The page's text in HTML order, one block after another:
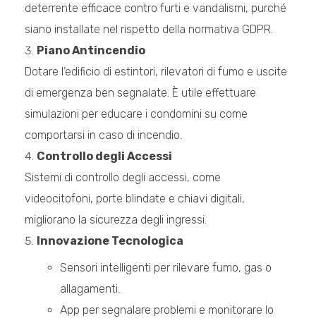
deterrente efficace contro furti e vandalismi, purché
siano installate nel rispetto della normativa GDPR.
Piano Antincendio
Dotare l’edificio di estintori, rilevatori di fumo e uscite
di emergenza ben segnalate. È utile effettuare
simulazioni per educare i condomini su come
comportarsi in caso di incendio.
Controllo degli Accessi
Sistemi di controllo degli accessi, come
videocitofoni, porte blindate e chiavi digitali,
migliorano la sicurezza degli ingressi.
Innovazione Tecnologica
Sensori intelligenti per rilevare fumo, gas o
allagamenti.
App per segnalare problemi e monitorare lo